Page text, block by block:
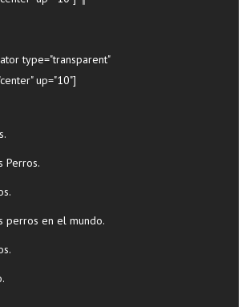
type="transparent"
up="10"]
Perros.
perros en el mundo.